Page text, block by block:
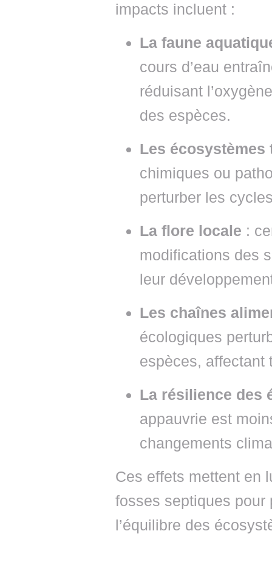
impacts incluent :
La faune
cours d’eau
réduisant
des espèces.
Les écosystèmes
chimiques ou
perturber les
La flore locale :
modifications des
leur
Les chaînes
écologiques
espèces, affectant
La résilience des
appauvrie est
changements
Ces effets mettent en
fosses septiques pour
l’équilibre des